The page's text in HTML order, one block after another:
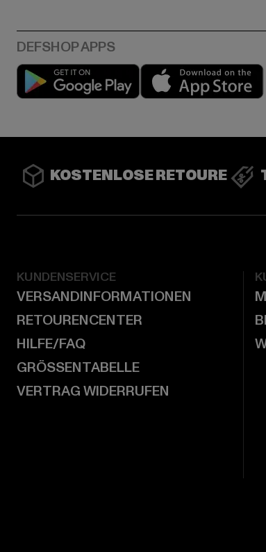
Play market
KOSTENLOSE RETOURE
KUNDENSERVICE
VERSANDINFORMATIONEN
RETOURENCENTER
HILFE/FAQ
GRÖSSENTABELLE
VERTRAG WIDERRUFEN